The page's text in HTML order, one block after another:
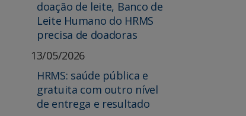
doação de leite, Banco de
Leite Humano do HRMS
precisa de doadoras
13/05/2026
HRMS: saúde pública e
gratuita com outro nível
de entrega e resultado